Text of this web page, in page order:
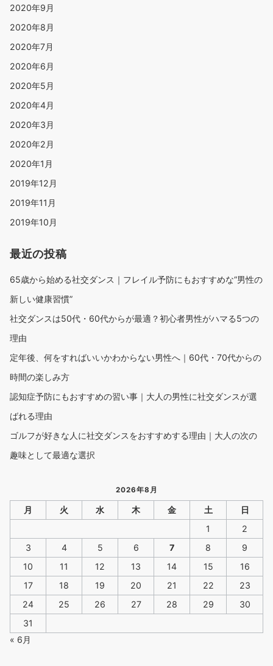
2020年9月
2020年8月
2020年7月
2020年6月
2020年5月
2020年4月
2020年3月
2020年2月
2020年1月
2019年12月
2019年11月
2019年10月
最近の投稿
65歳から始める社交ダンス｜フレイル予防にもおすすめな“男性の
新しい健康習慣”
社交ダンスは50代・60代からが最適？初心者男性がハマる5つの
理由
定年後、何をすればいいかわからない男性へ｜60代・70代からの
時間の楽しみ方
認知症予防にもおすすめの習い事｜大人の男性に社交ダンスが選
ばれる理由
ゴルフが好きな人に社交ダンスをおすすめする理由｜大人の次の
趣味として最適な選択
2026年8月
月 火 水 木 金 土
日
1
2
3
4 5 6 7 8
9
10
11 12 13 14 15
16
17
18 19 20 21 22
23
24
25 26 27 28 29
30
31
« 6月